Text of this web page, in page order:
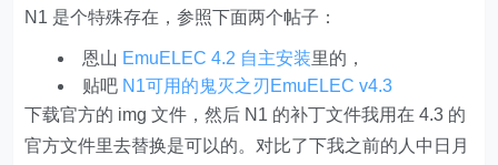
N1 是个特殊存在，参照下面两个帖子：
恩山 EmuELEC 4.2 自主安装里的，
贴吧 N1可用的鬼灭之刃EmuELEC v4.3
下载官方的 img 文件，然后 N1 的补丁文件我用在 4.3 的
官方文件里去替换是可以的。对比了下我之前的人中日月